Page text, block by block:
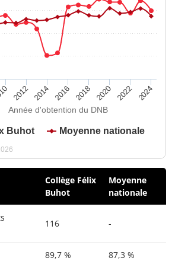
Année d'obtention du DNB
Buhot Moyenne nationale
2012 2014 2016 2018 2020 2022 2024
Collège Félix
Buhot
Moyenne
nationale
116 -
89,7 % 87,3 %